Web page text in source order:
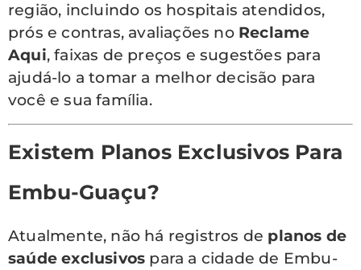
região, incluindo os hospitais atendidos,
prós e contras, avaliações no Reclame
Aqui, faixas de preços e sugestões para
ajudá-lo a tomar a melhor decisão para
você e sua família.
Existem Planos Exclusivos Para
Embu-Guaçu?
Atualmente, não há registros de planos de
saúde exclusivos para a cidade de Embu-